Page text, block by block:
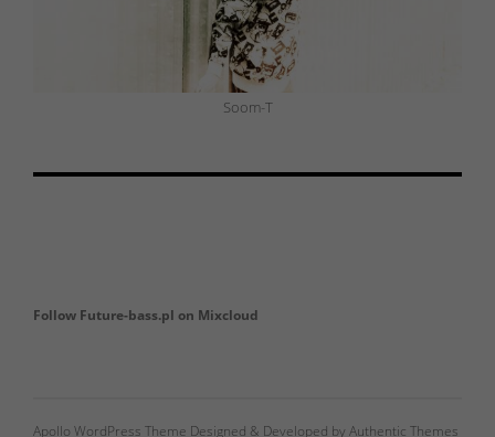
Soom-T
Follow Future-bass.pl on Mixcloud
Apollo WordPress Theme Designed & Developed by Authentic Themes